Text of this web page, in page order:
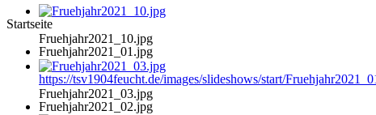
Fruehjahr2021_10.jpg
Fruehjahr2021_03.jpg
Startseite
Fruehjahr2021_01.jpg
https://tsv1904feucht.de/images/slideshows/start/
Fruehjahr2021_02.jpg